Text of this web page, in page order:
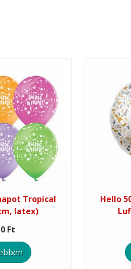
Tropical
latex)
Ft
Hello